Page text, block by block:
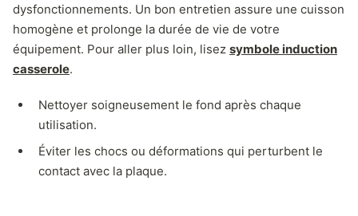
dysfonctionnements. Un bon entretien assure une cuisson
homogène et prolonge la durée de vie de votre
équipement. Pour aller plus loin, lisez symbole induction
casserole.
Nettoyer soigneusement le fond après chaque
utilisation.
Éviter les chocs ou déformations qui perturbent le
contact avec la plaque.